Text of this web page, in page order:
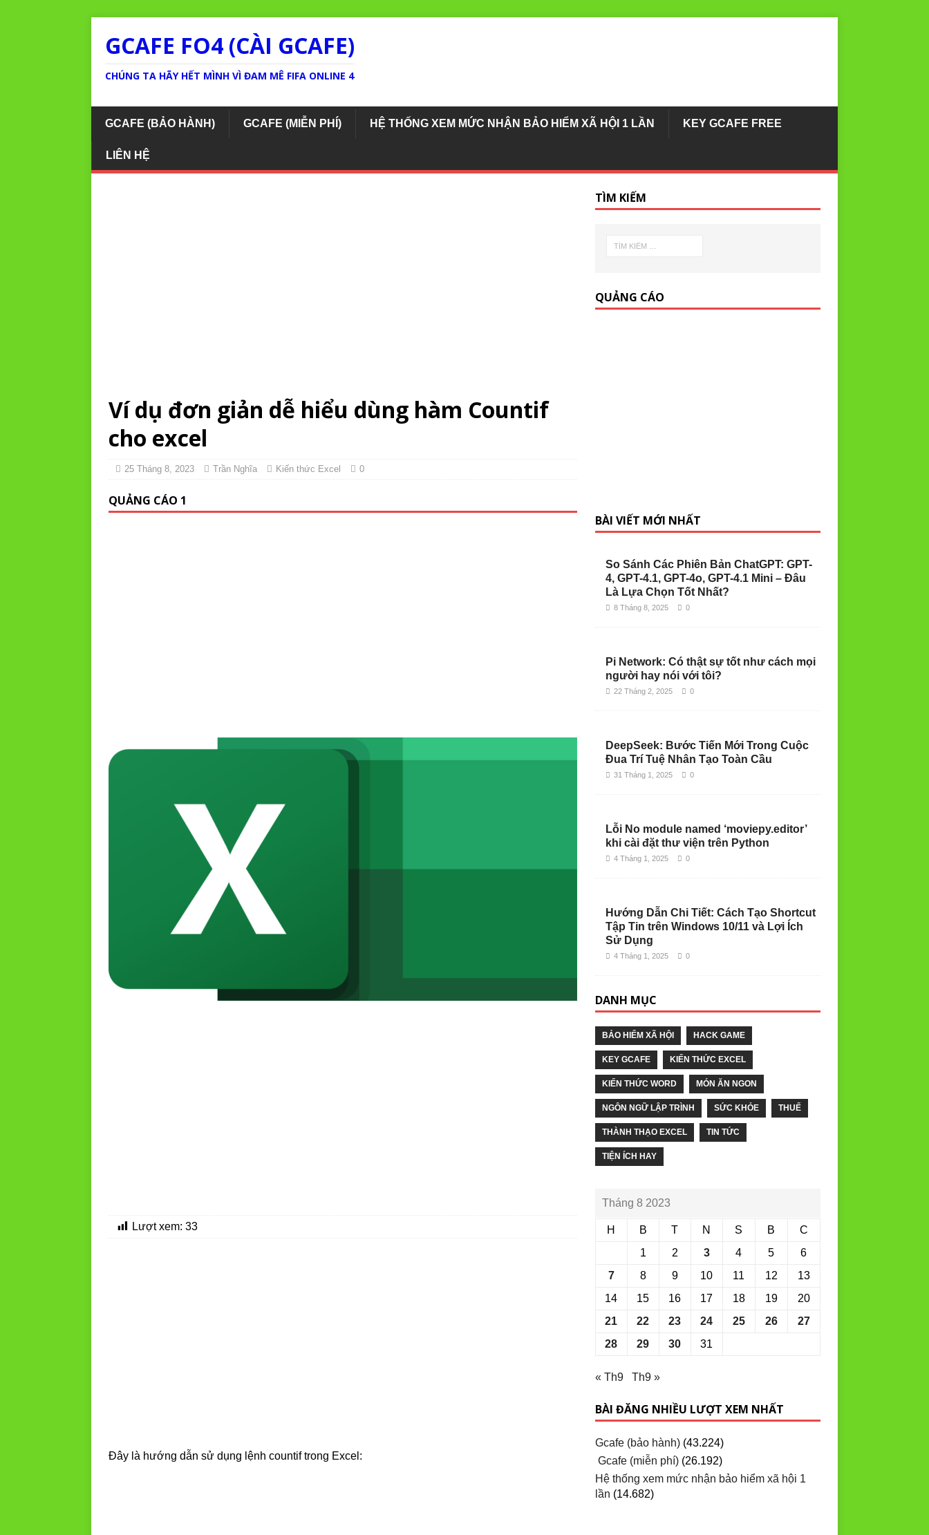
GCAFE FO4 (CÀI GCAFE)
CHÚNG TA HÃY HẾT MÌNH VÌ ĐAM MÊ FIFA ONLINE 4
GCAFE (BẢO HÀNH) GCAFE (MIỄN PHÍ) HỆ THỐNG XEM MỨC NHẬN BẢO HIỂM XÃ HỘI 1 LẦN KEY GCAFE FREE
LIÊN HỆ
Ví dụ đơn giản dễ hiểu dùng hàm Countif
cho excel
25 Tháng 8, 2023 Trần Nghĩa Kiến thức Excel 0
QUẢNG CÁO 1
Lượt xem: 33
Đây là hướng dẫn sử dụng lệnh countif trong Excel:
TÌM KIẾM
QUẢNG CÁO
BÀI VIẾT MỚI NHẤT
So Sánh Các Phiên Bản ChatGPT: GPT-
4, GPT-4.1, GPT-4o, GPT-4.1 Mini – Đâu
Là Lựa Chọn Tốt Nhất?
8 Tháng 8, 2025 0
Pi Network: Có thật sự tốt như cách mọi
người hay nói với tôi?
22 Tháng 2, 2025 0
DeepSeek: Bước Tiến Mới Trong Cuộc
Đua Trí Tuệ Nhân Tạo Toàn Cầu
31 Tháng 1, 2025 0
Lỗi No module named ‘moviepy.editor’
khi cài đặt thư viện trên Python
4 Tháng 1, 2025 0
Hướng Dẫn Chi Tiết: Cách Tạo Shortcut
Tập Tin trên Windows 10/11 và Lợi Ích
Sử Dụng
4 Tháng 1, 2025 0
DANH MỤC
BẢO HIỂM XÃ HỘI HACK GAME
KEY GCAFE KIẾN THỨC EXCEL
KIẾN THỨC WORD MÓN ĂN NGON
NGÔN NGỮ LẬP TRÌNH SỨC KHỎE THUẾ
THÀNH THẠO EXCEL TIN TỨC
TIỆN ÍCH HAY
Tháng 8 2023
H B T N S B
C
1
2 3 4 5
6
7
8 9 10 11 12
13
14
15 16 17 18 19
20
21
22 23 24 25 26
27
28
29 30 31
« Th9 Th9 »
BÀI ĐĂNG NHIỀU LƯỢT XEM NHẤT
Gcafe (bảo hành) (43.224)
Gcafe (miễn phí) (26.192)
Hệ thống xem mức nhận bảo hiểm xã hội 1
lần (14.682)